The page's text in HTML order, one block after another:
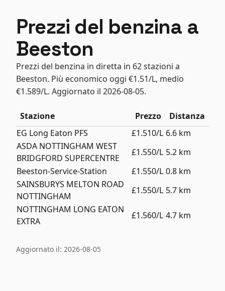
Prezzi del benzina a
Beeston
Prezzi del benzina in diretta in 62 stazioni a
Beeston. Più economico oggi €1.51/L, medio
€1.589/L. Aggiornato il 2026-08-05.
Stazione Prezzo
Distanza
EG Long Eaton PFS
£1.510/L 6.6 km
ASDA NOTTINGHAM WEST
BRIDGFORD SUPERCENTRE
£1.550/L 5.2 km
Beeston-Service-Station
£1.550/L 0.8 km
SAINSBURYS MELTON ROAD
NOTTINGHAM
£1.550/L 5.7 km
NOTTINGHAM LONG EATON
EXTRA
£1.560/L 4.7 km
Aggiornato il: 2026-08-05